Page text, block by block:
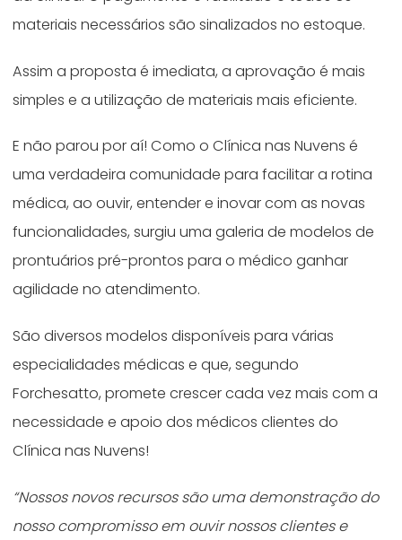
materiais necessários são sinalizados no estoque.
Assim a proposta é imediata, a aprovação é mais
simples e a utilização de materiais mais eficiente.
E não parou por aí! Como o Clínica nas Nuvens é
uma verdadeira comunidade para facilitar a rotina
médica, ao ouvir, entender e inovar com as novas
funcionalidades, surgiu uma galeria de modelos de
prontuários pré-prontos para o médico ganhar
agilidade no atendimento.
São diversos modelos disponíveis para várias
especialidades médicas e que, segundo
Forchesatto, promete crescer cada vez mais com a
necessidade e apoio dos médicos clientes do
Clínica nas Nuvens!
“Nossos novos recursos são uma demonstração do
nosso compromisso em ouvir nossos clientes e